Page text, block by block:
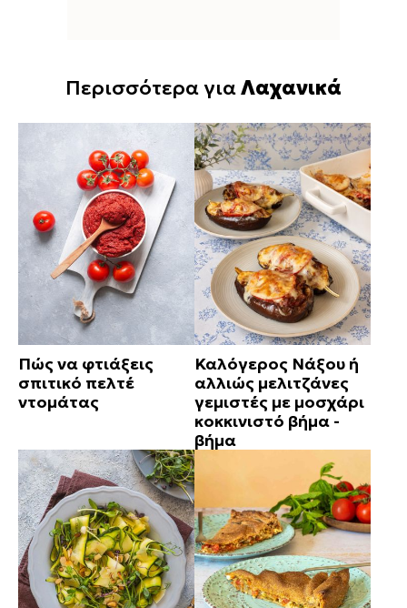
Περισσότερα γιαΛαχανικά
Πώς να φτιάξεις
σπιτικό πελτέ
ντομάτας
Καλόγερος Νάξου ή
αλλιώς μελιτζάνες
γεμιστές με μοσχάρι
κοκκινιστό βήμα -
βήμα